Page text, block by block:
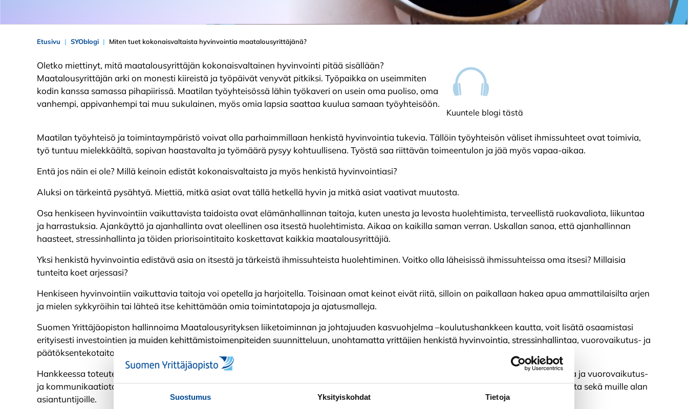
Suostumus Yksityiskohdat Tietoja
Etusivu SYOblogi Miten tuet kokonaisvaltaista hyvinvointia maatalousyrittäjänä?
Oletko miettinyt, mitä maatalousyrittäjän kokonaisvaltainen hyvinvointi pitää sisällään?
Maatalousyrittäjän arki on monesti kiireistä ja työpäivät venyvät pitkiksi. Työpaikka on useimmiten
kodin kanssa samassa pihapiirissä. Maatilan työyhteisössä lähin työkaveri on usein oma puoliso, oma
vanhempi, appivanhempi tai muu sukulainen, myös omia lapsia saattaa kuulua samaan työyhteisöön.
Kuuntele blogi tästä
Maatilan työyhteisö ja toimintaympäristö voivat olla parhaimmillaan henkistä hyvinvointia tukevia. Tällöin työyhteisön väliset ihmissuhteet ovat toimivia,
työ tuntuu mielekkäältä, sopivan haastavalta ja työmäärä pysyy kohtuullisena. Työstä saa riittävän toimeentulon ja jää myös vapaa-aikaa.
Entä jos näin ei ole? Millä keinoin edistät kokonaisvaltaista ja myös henkistä hyvinvointiasi?
Aluksi on tärkeintä pysähtyä. Miettiä, mitkä asiat ovat tällä hetkellä hyvin ja mitkä asiat vaativat muutosta.
Osa henkiseen hyvinvointiin vaikuttavista taidoista ovat elämänhallinnan taitoja, kuten unesta ja levosta huolehtimista, terveellistä ruokavaliota, liikuntaa
ja harrastuksia. Ajankäyttö ja ajanhallinta ovat oleellinen osa itsestä huolehtimista. Aikaa on kaikilla saman verran. Uskallan sanoa, että ajanhallinnan
haasteet, stressinhallinta ja töiden priorisointitaito koskettavat kaikkia maatalousyrittäjiä.
Yksi henkistä hyvinvointia edistävä asia on itsestä ja tärkeistä ihmissuhteista huolehtiminen. Voitko olla läheisissä ihmissuhteissa oma itsesi? Millaisia
tunteita koet arjessasi?
Henkiseen hyvinvointiin vaikuttavia taitoja voi opetella ja harjoitella. Toisinaan omat keinot eivät riitä, silloin on paikallaan hakea apua ammattilaisilta arjen
ja mielen sykkyröihin tai lähteä itse kehittämään omia toimintatapoja ja ajatusmalleja.
Suomen Yrittäjäopiston hallinnoima Maatalousyrityksen liiketoiminnan ja johtajuuden kasvuohjelma –koulutushankkeen kautta, voit lisätä osaamistasi
erityisesti investointien ja muiden kehittämistoimenpiteiden suunnitteluun, unohtamatta yrittäjien henkistä hyvinvointia, stressinhallintaa, vuorovaikutus- ja
päätöksentekotaitoja sekä konfliktinhallintaa.
Hankkeessa toteutetaan työpajoja, jotka tukevat perheen ja yhteisön osallisuutta maatalousyrityksen toiminnassa, yhteistä suunnittelua ja vuorovaikutus-
ja kommunikaatiotaitoja. Hanke on suunnattu ensisijaisesti Etelä-Pohjanmaan alueen maatalousyrittäjille tuotantosuunnasta riippumatta sekä muille alan
asiantuntijoille.